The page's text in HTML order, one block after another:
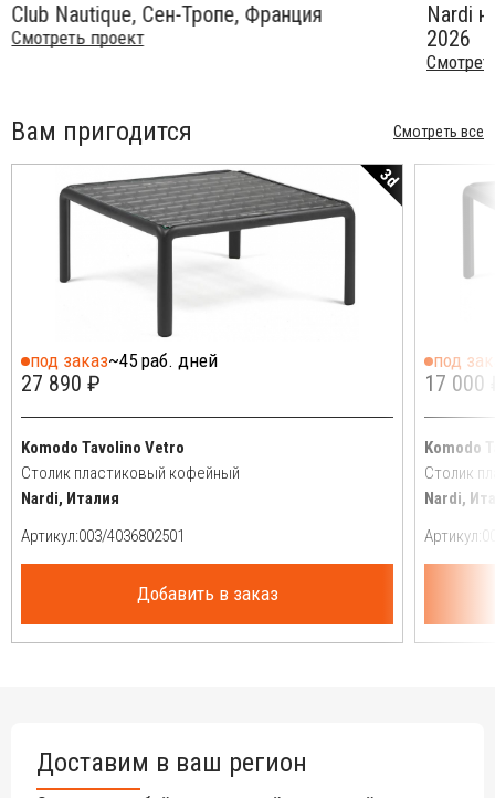
Club Nautique, Сен-Тропе, Франция
Смотреть проект
Nardi
2026
Вам пригодится Смотреть все
3d
под заказ~45 раб. дней
27 890 ₽
Komodo Tavolino Vetro
Столик пластиковый кофейный
Nardi, Италия
Артикул:
Добавить в заказ
под
17 000
Komodo
Столик
Nardi,
Артикул:
Доставим в ваш регион